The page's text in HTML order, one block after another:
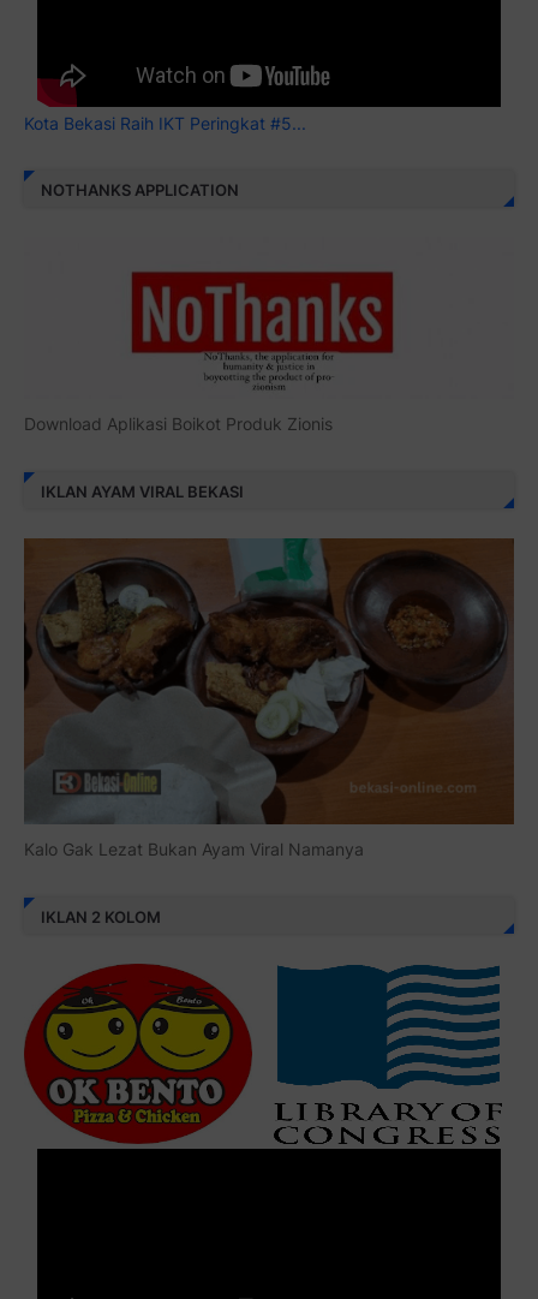
Kota Bekasi Raih IKT Peringkat #5...
NOTHANKS APPLICATION
Download Aplikasi Boikot Produk Zionis
IKLAN AYAM VIRAL BEKASI
Kalo Gak Lezat Bukan Ayam Viral Namanya
IKLAN 2 KOLOM